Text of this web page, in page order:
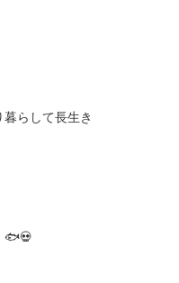
らして長生き
🐟💀